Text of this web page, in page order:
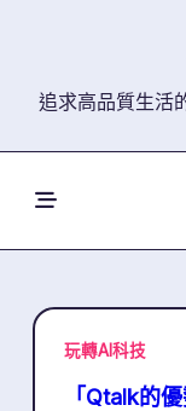
追求高品質生活
玩轉AI科技
「Qtalk的